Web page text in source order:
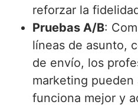
reforzar la
Pruebas A/B:
líneas de asunto,
de envío, los
marketing pueden
funciona mejor y